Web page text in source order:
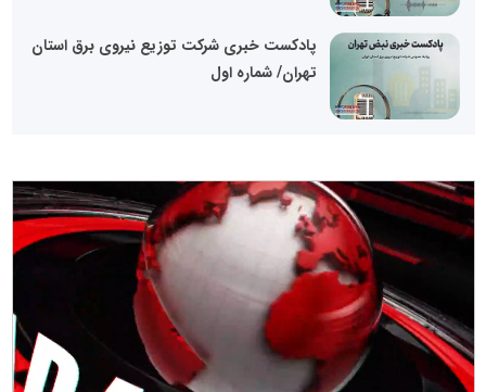
پادکست خبری شرکت توزیع نیروی برق استان
تهران/ شماره اول